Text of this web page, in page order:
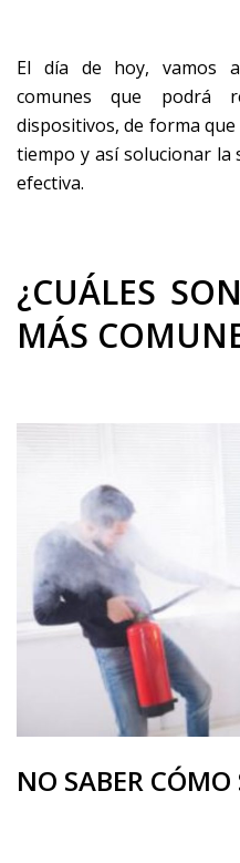
El día de hoy, vamos
comunes que podrá
dispositivos, de forma
tiempo y así solucionar la
efectiva.
¿CUÁLES
MÁS
NO SABER CÓMO